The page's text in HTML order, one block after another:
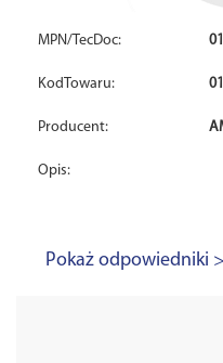
MPN/TecDoc:
KodTowaru:
Producent:
Opis:
Pokaż odpowiedniki >